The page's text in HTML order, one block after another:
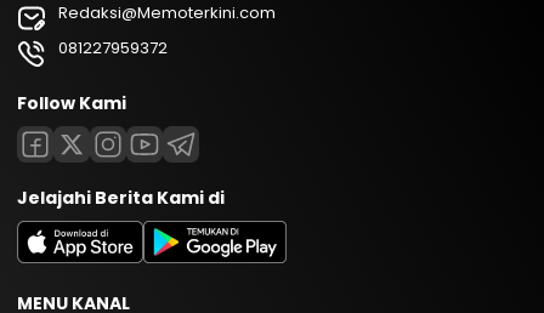
Redaksi@Memoterkini.com
081227959372
Follow Kami
Jelajahi Berita Kami di
MENU KANAL